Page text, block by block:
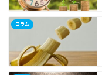
コラム